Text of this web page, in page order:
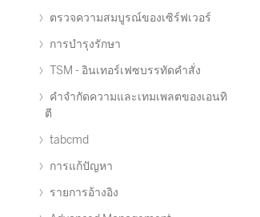
ตรวจความสมบูรณ์ของเซิร์ฟเวอร์
การบำรุงรักษา
TSM - อินเทอร์เฟซบรรทัดคำสั่ง
คำจำกัดความและเทมเพลตของเอนทิ
ตี
tabcmd
การแก้ปัญหา
รายการอ้างอิง